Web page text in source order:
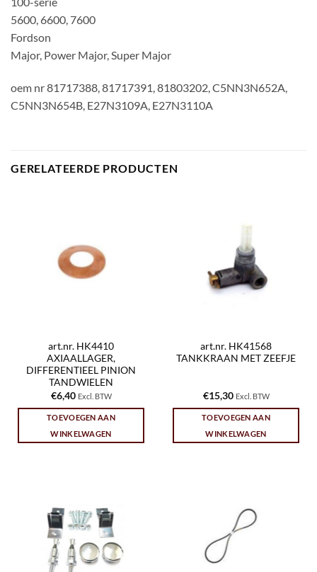
5600, 6600, 7600
Fordson
Major, Power Major, Super Major
oem nr 81717388, 81717391, 81803202, C5NN3N652A,
C5NN3N654B, E27N3109A, E27N3110A
GERELATEERDE PRODUCTEN
art.nr. HK4410
AXIAALLAGER,
DIFFERENTIEEL PINION
TANDWIELEN
€6,40 Excl. BTW
TOEVOEGEN AAN
WINKELWAGEN
art.nr. HK41568
TANKKRAAN MET ZEEFJE
€15,30 Excl. BTW
TOEVOEGEN AAN
WINKELWAGEN